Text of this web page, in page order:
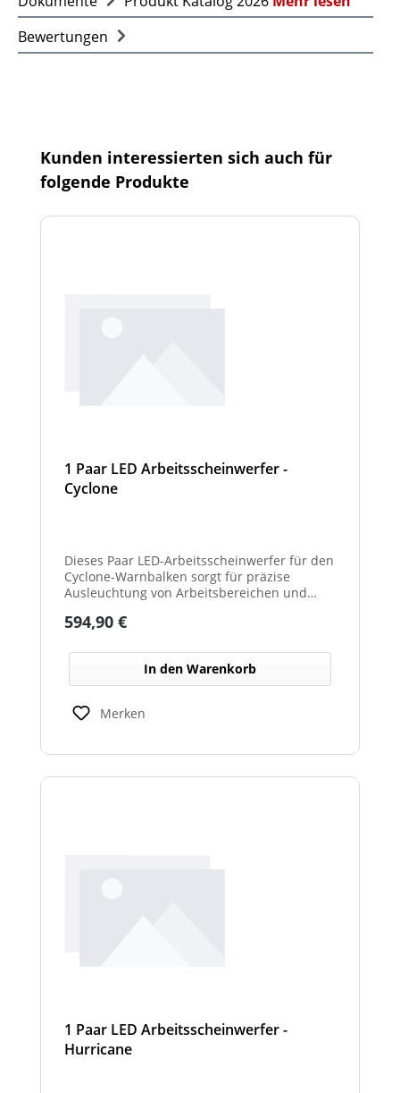
Bewertungen
Produktgalerie überspringen
Kunden interessierten sich auch für
folgende Produkte
1 Paar LED Arbeitsscheinwerfer -
Cyclone
Dieses Paar LED-Arbeitsscheinwerfer für den
Cyclone-Warnbalken sorgt für präzise
Ausleuchtung von Arbeitsbereichen und
schlechten Lichtverhältnissen.
Regulärer Preis:
594,90 €
In den Warenkorb
Merken
1 Paar LED Arbeitsscheinwerfer -
Hurricane